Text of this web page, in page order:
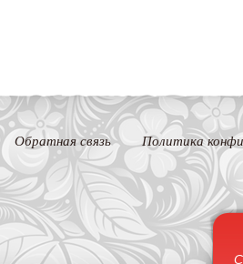
Обратная связь Политика